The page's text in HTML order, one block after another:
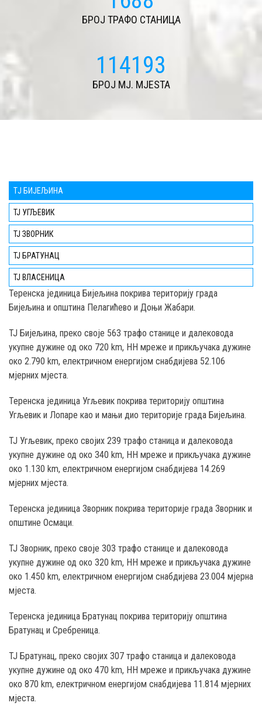
БРОЈ ТРАФО СТАНИЦА
114193
БРОЈ MJ. MJESTA
TЈ БИЈЕЉИНА
ТЈ УГЉЕВИК
ТЈ ЗВОРНИК
ТЈ БРАТУНАЦ
ТЈ ВЛАСЕНИЦА
Teренска јединица Бијељина покрива територију града
Бијељина и општина Пелагићево и Доњи Жабари.
ТЈ Бијељина, преко својe 563 трафо станице и далековода
укупне дужине од око 720 km, НН мреже и прикључака дужине
око 2.790 km, електричном енергијом снабдијева 52.106
мјерних мјеста.
Теренска јединица Угљевик покрива територију општина
Угљевик и Лопаре као и мањи дио територије градa Бијељина.
ТЈ Угљевик, преко својих 239 трафо станица и далековода
укупне дужине од око 340 km, НН мреже и прикључака дужине
око 1.130 km, електричном енергијом снабдијева 14.269
мјерних мјеста.
Теренска јединица Зворник покрива територије града Зворник и
општине Осмаци.
ТЈ Зворник, преко своје 303 трафо станице и далековода
укупне дужине од око 320 km, НН мреже и прикључака дужине
око 1.450 km, електричном енергијом снабдијева 23.004 мјерна
мјеста.
Теренска јединица Братунац покрива територију општина
Братунац и Сребреница.
ТЈ Братунац, преко својих 307 трафо станица и далековода
укупне дужине од око 470 km, НН мреже и прикључака дужине
око 870 km, електричном енергијом снабдијева 11.814 мјерних
мјеста.